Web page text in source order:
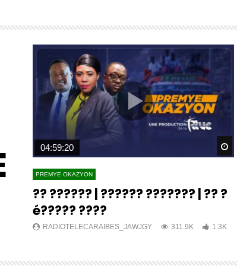
Watch Later
04:59:20
PREMYE OKAZYON
?? ?????? | ?????? ??????? | ?? ?
é????? ????
RADIOTELECARAIBES_JAWJGY 311.9K 1.3K